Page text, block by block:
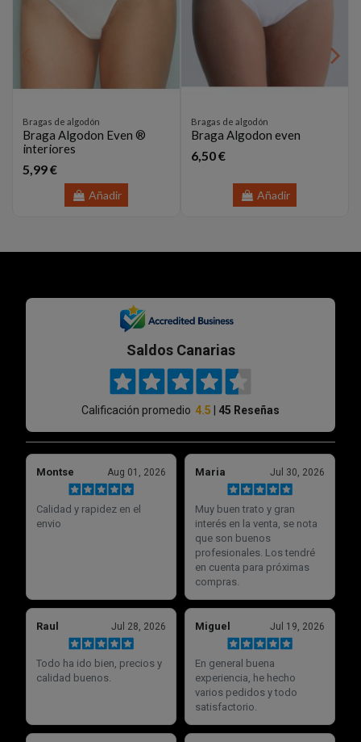
Bragas de algodón
Braga Algodon Even ®
interiores
5,99 €
Añadir
Bragas de algodón
Braga Algodon even
6,50 €
Añadir